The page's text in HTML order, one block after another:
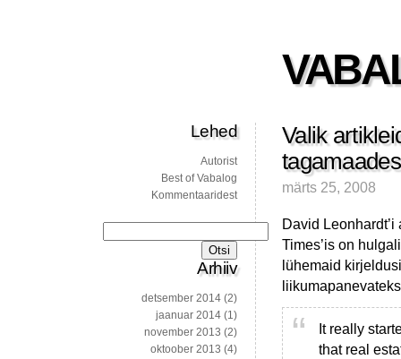
Valik
märts 25, 2008
David
Times’is on
lühemaid
It really
that real
Lehed
Autorist
Best of Vabalog
Kommentaaridest
Arhiiv
detsember 2014 (2)
jaanuar 2014 (1)
november 2013 (2)
oktoober 2013 (4)